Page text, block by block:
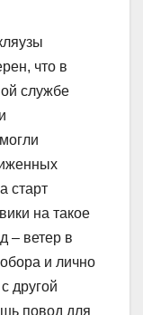
что в
службе
старт
на такое
– ветер в
и лично
другой
повод для